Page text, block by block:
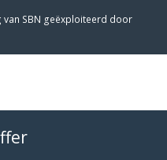
SBN geëxploiteerd door